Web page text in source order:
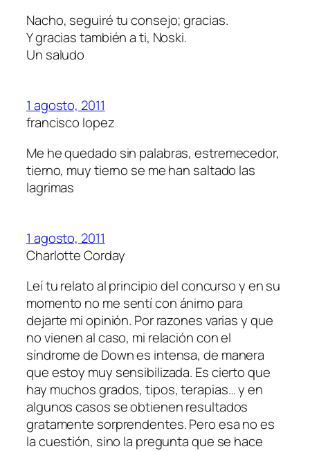
Nacho, seguiré tu consejo; gracias.
Y gracias también a ti, Noski.
Un saludo
1 agosto, 2011
francisco lopez
Me he quedado sin palabras, estremecedor,
tierno, muy tierno se me han saltado las
lagrimas
1 agosto, 2011
Charlotte Corday
Leí tu relato al principio del concurso y en su
momento no me sentí con ánimo para
dejarte mi opinión. Por razones varias y que
no vienen al caso, mi relación con el
síndrome de Down es intensa, de manera
que estoy muy sensibilizada. Es cierto que
hay muchos grados, tipos, terapias… y en
algunos casos se obtienen resultados
gratamente sorprendentes. Pero esa no es
la cuestión, sino la pregunta que se hace